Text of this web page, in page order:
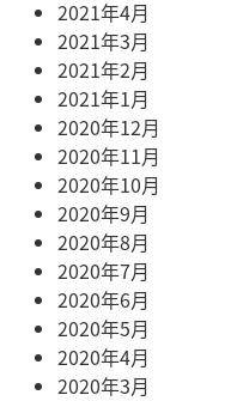
2021年4月
2021年3月
2021年2月
2021年1月
2020年12月
2020年11月
2020年10月
2020年9月
2020年8月
2020年7月
2020年6月
2020年5月
2020年4月
2020年3月